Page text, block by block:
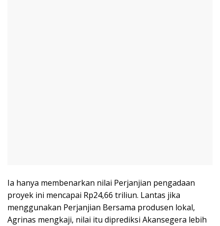
Ia hanya membenarkan nilai Perjanjian pengadaan
proyek ini mencapai Rp24,66 triliun. Lantas jika
menggunakan Perjanjian Bersama produsen lokal,
Agrinas mengkaji, nilai itu diprediksi Akansegera lebih